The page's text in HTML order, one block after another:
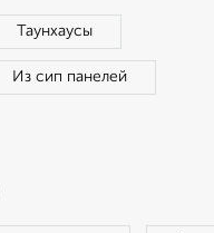
Таунхаусы
Из сип панелей